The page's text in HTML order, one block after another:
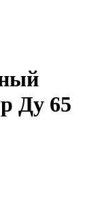
Ду 65